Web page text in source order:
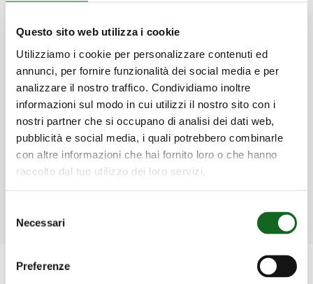
Questo sito web utilizza i cookie
Utilizziamo i cookie per personalizzare contenuti ed
annunci, per fornire funzionalità dei social media e per
analizzare il nostro traffico. Condividiamo inoltre
informazioni sul modo in cui utilizzi il nostro sito con i
nostri partner che si occupano di analisi dei dati web,
pubblicità e social media, i quali potrebbero combinarle
con altre informazioni che hai fornito loro o che hanno
raccolto dal tuo utilizzo dei loro servizi.
delNecessari
Preferenze
Möchten Sie mehr über die Produkte
erfahren?
Unser Team steht Ihnen jederzeit gerne zur
Verknüpfte Produkte